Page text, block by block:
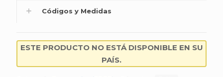
Códigos y Medidas
ESTE PRODUCTO NO ESTÁ DISPONIBLE EN SU
PAÍS.